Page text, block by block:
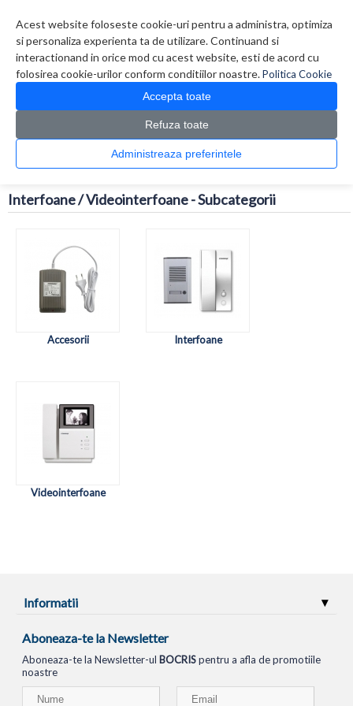
Acest website foloseste cookie-uri pentru a administra, optimiza
si personaliza experienta ta de utilizare. Continuand si
interactionand in orice mod cu acest website, esti de acord cu
folosirea cookie-urilor conform conditiilor noastre.Politica Cookie
Accepta toate
Refuza toate
Administreaza preferintele
0 produs(e)
CATALOG PRODUSE
Securitate / Automatizari > Interfoane /
Interfoane / Videointerfoane - Subcategorii
Accesorii Interfoane
Videointerfoane
Informatii
Aboneaza-te la Newsletter
Aboneaza-te la Newsletter-ul BOCRISpentru a afla de promotiile
noastre